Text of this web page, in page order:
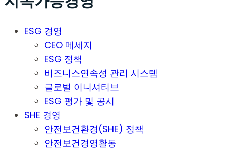
ESG 경영
CEO 메세지
ESG 정책
비즈니스연속성 관리 시스템
글로벌 이니셔티브
ESG 평가 및 공시
SHE 경영
안전보건환경(SHE) 정책
안전보건경영활동